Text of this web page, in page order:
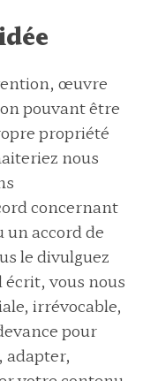
œuvre
pouvant être
propriété
nous
concernant
accord de
le divulguez
écrit, vous nous
irrévocable,
pour
adapter,